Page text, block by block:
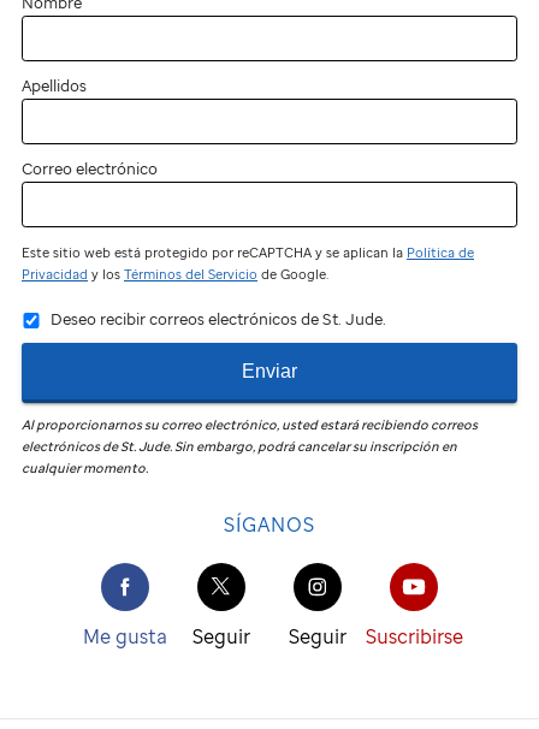
Apellidos
Correo electrónico
Este sitio web está protegido por reCAPTCHA y se aplican la Política de
Privacidad y los Términos del Servicio de Google.
Deseo recibir correos electrónicos de St. Jude.
Enviar
Al proporcionarnos su correo electrónico, usted estará recibiendo correos
electrónicos deSt. Jude. Sin embargo, podrá cancelar su inscripción en
cualquier momento.
SÍGANOS
Me gusta Seguir Seguir Suscribirse